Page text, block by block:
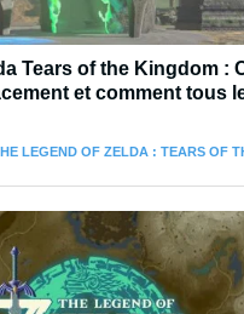
Tears of the Kingdom :
et comment tous